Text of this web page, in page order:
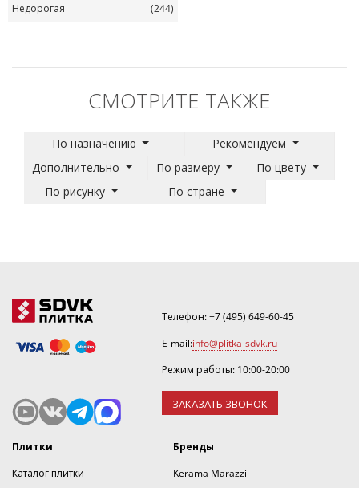
Недорогая (244)
СМОТРИТЕ ТАКЖЕ
По назначению
Рекомендуем
Дополнительно
По размеру
По цвету
По рисунку
По стране
Телефон:+7 (495) 649-60-45
E-mail:info@plitka-sdvk.ru
Режим работы: 10:00-20:00
ЗАКАЗАТЬ ЗВОНОК
Плитки
Каталог плитки
Бренды
Kerama Marazzi